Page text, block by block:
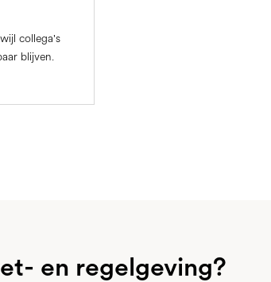
collega's
blijven.
en regelgeving?